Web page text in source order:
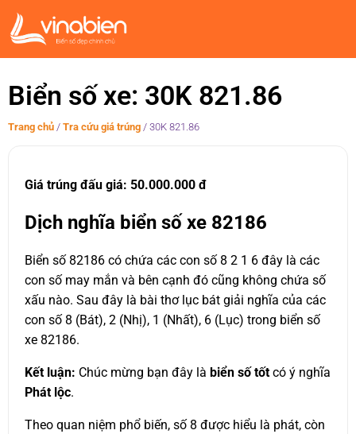
Biển số xe: 30K 821.86
Trang chủ / Tra cứu giá trúng / 30K 821.86
Giá trúng đấu giá: 50.000.000 đ
Dịch nghĩa biển số xe 82186
Biển số 82186 có chứa các con số 8 2 1 6 đây là các
con số may mắn và bên cạnh đó cũng không chứa số
xấu nào. Sau đây là bài thơ lục bát giải nghĩa của các
con số 8 (Bát), 2 (Nhị), 1 (Nhất), 6 (Lục) trong biển số
xe 82186.
Kết luận: Chúc mừng bạn đây là biển số tốt có ý nghĩa
Phát lộc.
Theo quan niệm phổ biến, số 8 được hiểu là phát, còn